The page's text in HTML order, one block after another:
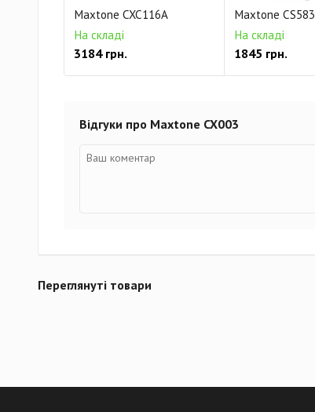
Maxtone CXC116A
На складі
3184 грн.
Maxtone CS583
На складі
1845 грн.
Відгуки про Maxtone CX003
Переглянуті товари